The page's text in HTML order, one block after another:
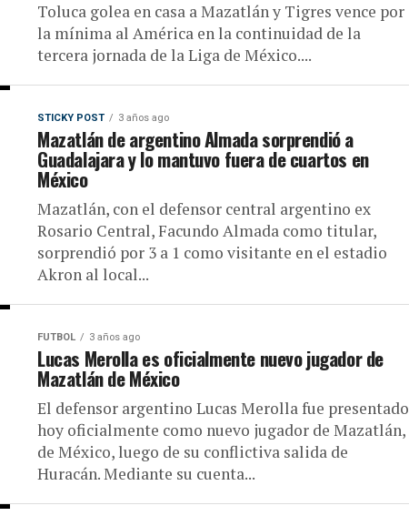
Toluca golea en casa a Mazatlán y Tigres vence por
la mínima al América en la continuidad de la
tercera jornada de la Liga de México....
STICKY POST 3 años ago
Mazatlán de argentino Almada sorprendió a
Guadalajara y lo mantuvo fuera de cuartos en
México
Mazatlán, con el defensor central argentino ex
Rosario Central, Facundo Almada como titular,
sorprendió por 3 a 1 como visitante en el estadio
Akron al local...
FUTBOL 3 años ago
Lucas Merolla es oficialmente nuevo jugador de
Mazatlán de México
El defensor argentino Lucas Merolla fue presentado
hoy oficialmente como nuevo jugador de Mazatlán,
de México, luego de su conflictiva salida de
Huracán. Mediante su cuenta...